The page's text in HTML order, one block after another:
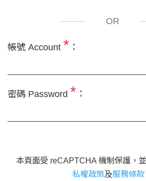
OR
帳號 Account * ：
密碼 Password * ：
本頁面受 reCAPTCHA 機制保護，
私權政策及服務條款